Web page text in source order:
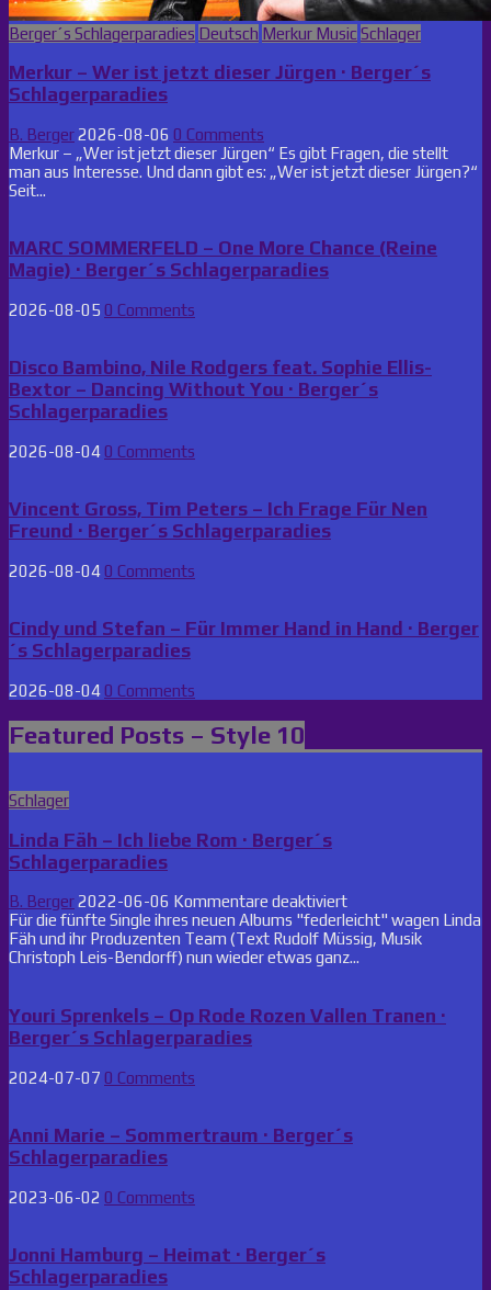
Posted
Berger´s Schlagerparadies Deutsch Merkur Music Schlager
Merkur – Wer ist jetzt dieser Jürgen · Berger´s
Schlagerparadies
B. Berger2026-08-06 0 Comments
Merkur – „Wer ist jetzt dieser Jürgen“ Es gibt Fragen, die stellt
man aus Interesse. Und dann gibt es: „Wer ist jetzt dieser Jürgen?“
Seit...
MARC SOMMERFELD – One More Chance (Reine
Magie) · Berger´s Schlagerparadies
2026-08-05 0 Comments
Disco Bambino, Nile Rodgers feat. Sophie Ellis-
Bextor – Dancing Without You · Berger´s
Schlagerparadies
2026-08-04 0 Comments
Vincent Gross, Tim Peters – Ich Frage Für Nen
Freund · Berger´s Schlagerparadies
2026-08-04 0 Comments
Cindy und Stefan – Für Immer Hand in Hand · Berger
´s Schlagerparadies
2026-08-04 0 Comments
Featured Posts – Style 10
Posted
Schlager
Linda Fäh – Ich liebe Rom · Berger´s
Schlagerparadies
B. Berger2022-06-06 Kommentare deaktiviertfür
Linda
Fäh
–
Rom
·
Für die fünfte Single ihres neuen Albums "federleicht" wagen Linda
Fäh und ihr Produzenten Team (Text Rudolf Müssig, Musik
Christoph Leis-Bendorff) nun wieder etwas ganz...
Youri Sprenkels – Op Rode Rozen Vallen Tranen ·
Berger´s Schlagerparadies
2024-07-07 0 Comments
Anni Marie – Sommertraum · Berger´s
Schlagerparadies
2023-06-02 0 Comments
Jonni Hamburg – Heimat · Berger´s
Schlagerparadies